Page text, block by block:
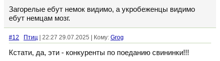
Загорелые ебут немок видимо, а укробеженцы видимо
ебут немцам мозг.
#12 Птиц | 22:27 29.07.2025 | Кому: Grog
Кстати, да, эти - конкуренты по поеданию свининки!!!